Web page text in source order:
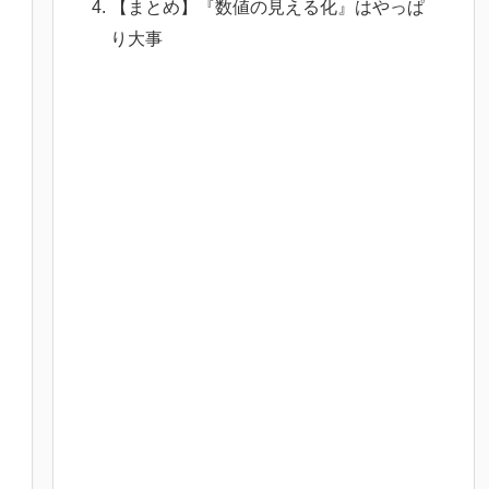
【まとめ】『数値の見える化』はやっぱ
り大事